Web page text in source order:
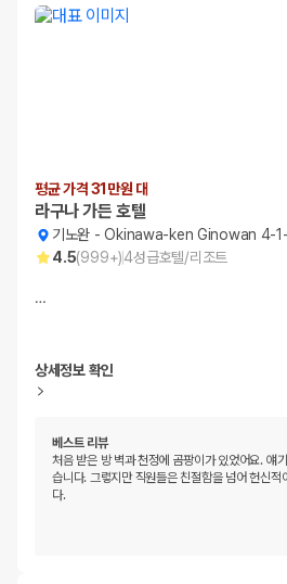
평균 가격 31만원 대
라구나 가든 호텔
기노완 -Okinawa-ken Ginowan 4-
4.5(999+)4성급호텔/리조트
…
상세정보 확인
베스트 리뷰
처음 받은 방 벽과 천정에 곰팡이가 있었어요. 얘
습니다. 그렿지만 직원들은 친절함을 넘어 헌신적
다.